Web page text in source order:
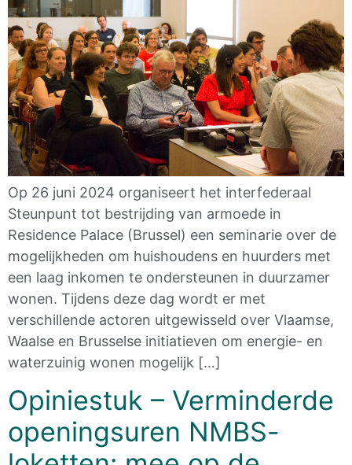
Op 26 juni 2024 organiseert het interfederaal
Steunpunt tot bestrijding van armoede in
Residence Palace (Brussel) een seminarie over de
mogelijkheden om huishoudens en huurders met
een laag inkomen te ondersteunen in duurzamer
wonen. Tijdens deze dag wordt er met
verschillende actoren uitgewisseld over Vlaamse,
Waalse en Brusselse initiatieven om energie- en
waterzuinig wonen mogelijk […]
Opiniestuk – Verminderde
openingsuren NMBS-